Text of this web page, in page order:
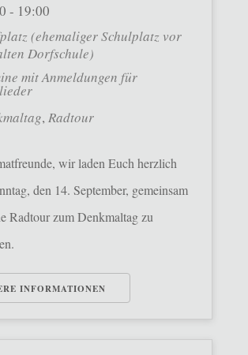
- 19:00
(ehemaliger Schulplatz vor
Dorfschule)
mit Anmeldungen für
,Radtour
wir laden Euch herzlich
den 14. September, gemeinsam
Radtour zum Denkmaltag zu
INFORMATIONEN